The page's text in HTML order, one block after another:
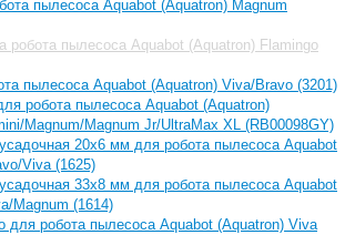
пылесоса Aquabot (Aquatron) Magnum
робота пылесоса Aquabot (Aquatron) Flamingo
пылесоса Aquabot (Aquatron) Viva/Bravo (3201)
робота пылесоса Aquabot (Aquatron)
Magnum/Magnum Jr/UltraMax XL (RB00098GY)
20х6 мм для робота пылесоса Aquabot
Viva (1625)
33х8 мм для робота пылесоса Aquabot
Magnum (1614)
для робота пылесоса Aquabot (Aquatron) Viva